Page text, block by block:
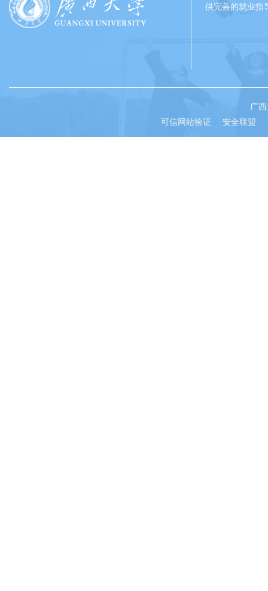
供完善的就业指
广
可信网站验证
安全联盟